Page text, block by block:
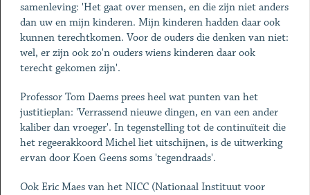
samenleving: 'Het gaat over mensen, en die zijn niet anders
dan uw en mijn kinderen. Mijn kinderen hadden daar ook
kunnen terechtkomen. Voor de ouders die denken van niet:
wel, er zijn ook zo'n ouders wiens kinderen daar ook
terecht gekomen zijn'.
Professor Tom Daems prees heel wat punten van het
justitieplan: 'Verrassend nieuwe dingen, en van een ander
kaliber dan vroeger'. In tegenstelling tot de continuïteit die
het regeerakkoord Michel liet uitschijnen, is de uitwerking
ervan door Koen Geens soms 'tegendraads'.
Ook Eric Maes van het NICC (Nationaal Instituut voor